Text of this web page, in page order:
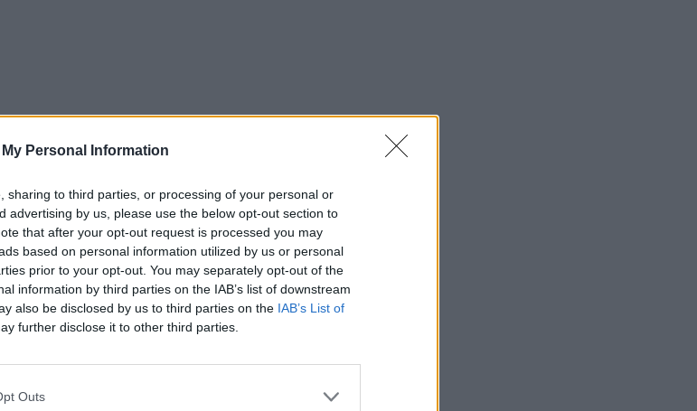
Personal Information
sharing to third parties, or processing of your personal or
advertising by us, please use the below opt-out section to
that after your opt-out request is processed you may
based on personal information utilized by us or personal
prior to your opt-out. You may separately opt-out of the
information by third parties on the IAB’s list of downstream
also be disclosed by us to third parties on the IAB’s List of
further disclose it to other third parties.
Outs
émotions sont souvent intenses. Les deux
ou à expliquer.
a souvent des hauts et des bas. Les deux